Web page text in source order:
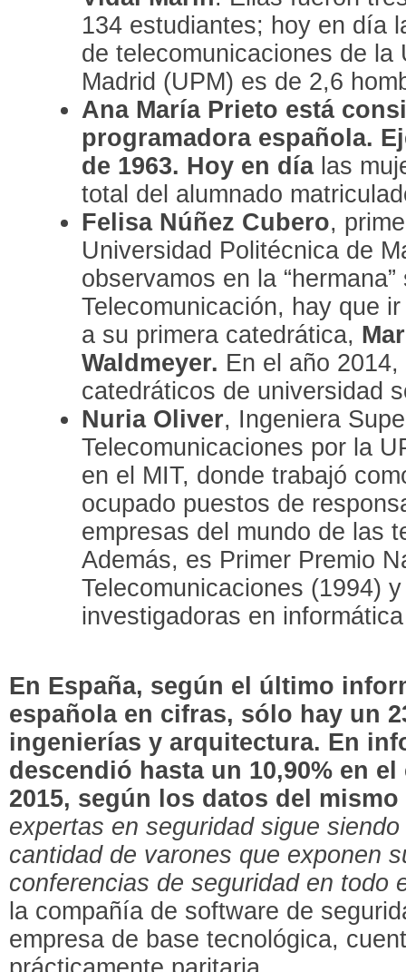
134 estudiantes; hoy en día
de telecomunicaciones de
Madrid (UPM) es de 2,6
Ana María Prieto está
programadora española.
de 1963. Hoy en díalas
total del alumnado
Felisa Núñez Cubero,
Universidad Politécnica de
observamos en la
Telecomunicación, hay que
a su primera catedrática,
Waldmeyer. En el año
catedráticos de universidad
Nuria Oliver, Ingeniera
Telecomunicaciones por la
en el MIT, donde trabajó
ocupado puestos de
empresas del mundo de las
Además, es Primer Premio
Telecomunicaciones (1994)
investigadoras en
En España, según el último
española en cifras, sólo hay un
ingenierías y arquitectura. En
descendió hasta un 10,90% en
2015, según los datos del
expertas en seguridad sigue
cantidad de varones que exponen
conferencias de seguridad en todo
la compañía de software de
empresa de base tecnológica,